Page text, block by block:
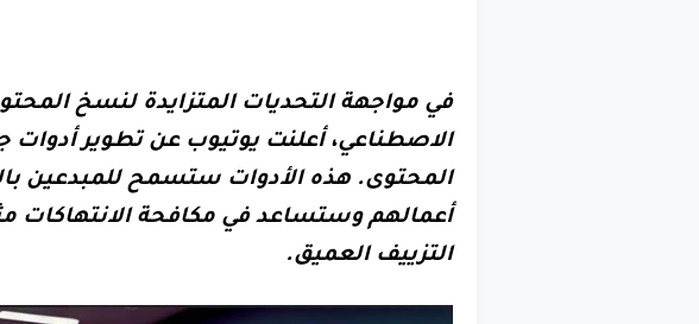
في مواجهة التحديات المتزايدة لنسخ
الاصطناعي، أعلنت يوتيوب عن تطوير
المحتوى. هذه الأدوات ستسمح للمبدعين
أعمالهم وستساعد في مكافحة الانتهاكات
التزييف العميق.